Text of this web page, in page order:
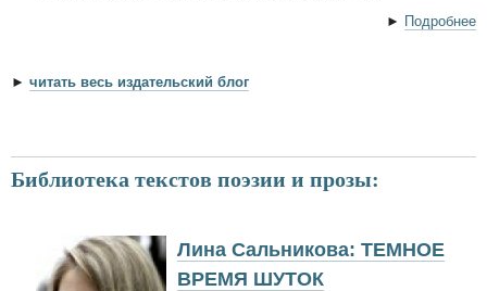
► Подробнее
► читать весь издательский блог
Библиотека текстов поэзии и прозы:
Лина Сальникова: ТЕМНОЕ
ВРЕМЯ ШУТОК